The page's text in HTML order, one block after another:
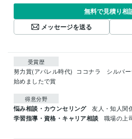
無料で見積り相
メッセージを送る
受賞歴
努力賞(アパレル時代) ココナラ　シルバ
始めましたで賞
得意分野
悩み相談・カウンセリング 友人・知人関
学習指導・資格・キャリア相談 職場の上